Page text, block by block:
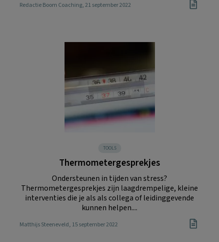
Redactie Boom Coaching, 21 september 2022
TOOLS
Thermometergesprekjes
Ondersteunen in tijden van stress?
Thermometergesprekjes zijn laagdrempelige, kleine
interventies die je als als collega of leidinggevende
kunnen helpen....
Matthijs Steeneveld, 15 september 2022